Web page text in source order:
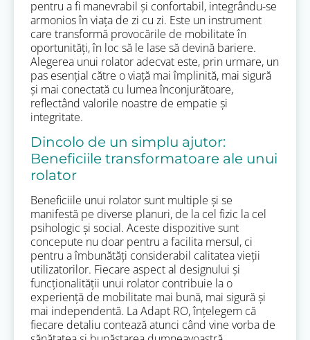
pentru a fi manevrabil și confortabil, integrându-se
armonios în viața de zi cu zi. Este un instrument
care transformă provocările de mobilitate în
oportunități, în loc să le lase să devină bariere.
Alegerea unui rolator adecvat este, prin urmare, un
pas esențial către o viață mai împlinită, mai sigură
și mai conectată cu lumea înconjurătoare,
reflectând valorile noastre de empatie și
integritate.
Dincolo de un simplu ajutor:
Beneficiile transformatoare ale unui
rolator
Beneficiile unui rolator sunt multiple și se
manifestă pe diverse planuri, de la cel fizic la cel
psihologic și social. Aceste dispozitive sunt
concepute nu doar pentru a facilita mersul, ci
pentru a îmbunătăți considerabil calitatea vieții
utilizatorilor. Fiecare aspect al designului și
funcționalității unui rolator contribuie la o
experiență de mobilitate mai bună, mai sigură și
mai independentă. La Adapt RO, înțelegem că
fiecare detaliu contează atunci când vine vorba de